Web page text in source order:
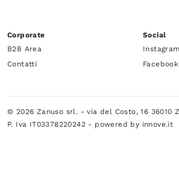
Corporate
B2B Area
Contatti
Social
Instagram
Facebook
© 2026 Zanuso srl. - via del Costo, 16 36010
P. Iva IT03378220242 - powered by innove.it